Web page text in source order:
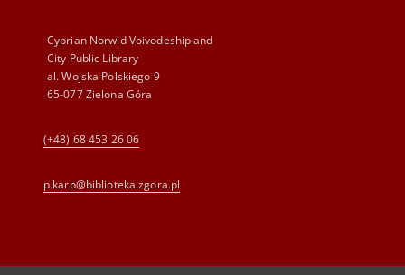
Cyprian Norwid Voivodeship and
City Public Library
al. Wojska Polskiego 9
65-077 Zielona Góra
(+48) 68 453 26 06
p.karp@biblioteka.zgora.pl